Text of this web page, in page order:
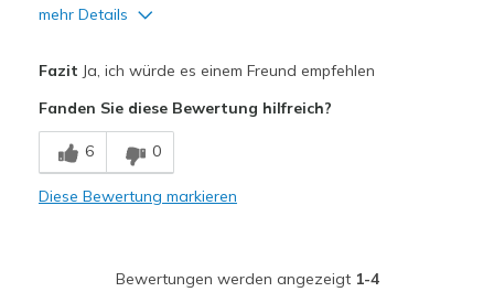
mehr Details
Breathe Well
Comfortable
Fazit Ja, ich würde es einem Freund empfehlen
Fanden Sie diese Bewertung hilfreich?
6 0
Diese Bewertung markieren
Bewertungen werden angezeigt 1-4